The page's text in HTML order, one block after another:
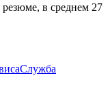
резюме, в среднем 27
Служба